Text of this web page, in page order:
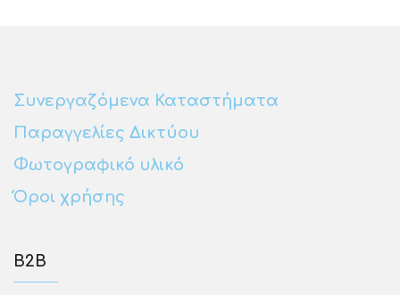
Συνεργαζόμενα Καταστήματα
Παραγγελίες Δικτύου
Φωτογραφικό υλικό
Όροι χρήσης
Β2Β